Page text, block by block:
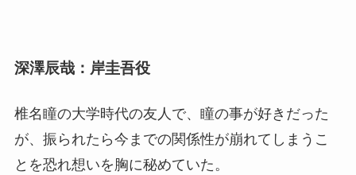
深澤辰哉：岸圭吾役
椎名瞳の大学時代の友人で、瞳の事が好きだった
が、振られたら今までの関係性が崩れてしまうこ
とを恐れ想いを胸に秘めていた。